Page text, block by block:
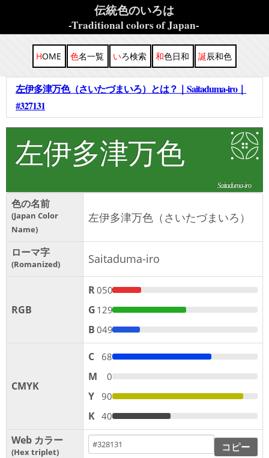
伝統色のいろは
-Traditional colors of Japan-
HOME 色名一覧 いろ検索 和色日和 誕辰和色
左伊多津万色（さいたづまいろ）とは？｜Saitaduma-iro｜
#327131
左伊多津万色
Saitaduma-iro
色の名前
Japan Color
Name
左伊多津万色（さいたづまいろ）
ローマ字
Romanized Saitaduma-iro
RGB
R050
G 129
B 049
CMYK
C 68
M 0
Y 90
K 40
Web カラー
Hex triplet コピー